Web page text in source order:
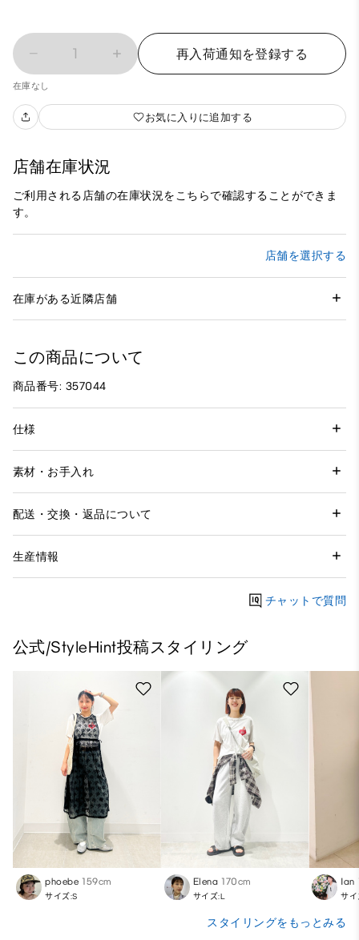
1 再入荷通知を登録する
在庫なし
お気に入りに追加する
店舗在庫状況
ご利用される店舗の在庫状況をこちらで確認することができま
す。
店舗を選択する
在庫がある近隣店舗
この商品について
商品番号: 357044
仕様
素材・お手入れ
配送・交換・返品について
生産情報
チャットで質問
公式/StyleHint投稿スタイリング
phoebe 159cm
サイズ:S
Elena 170cm
サイズ:L
Ian
サ
スタイリングをもっとみる